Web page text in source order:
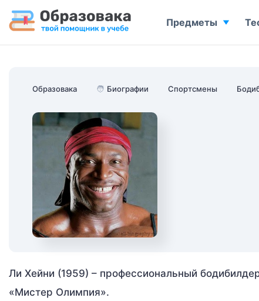
Образовака 🧑 Биографии Спортсмены
Ли Хейни (1959) – профессиональный
«Мистер Олимпия».
Предметы